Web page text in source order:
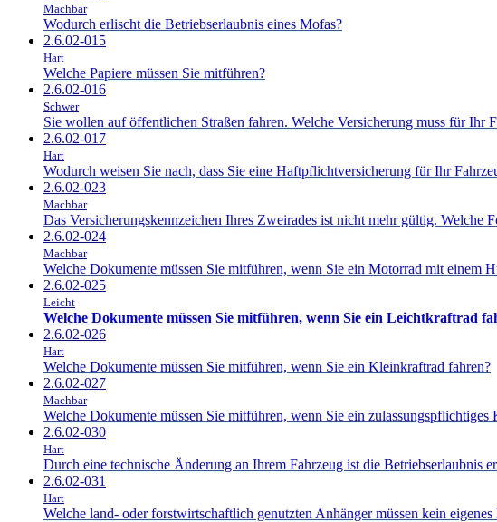
Machbar
Wodurch erlischt die Betriebserlaubnis eines Mofas?
2.6.02-015
Hart
Welche Papiere müssen Sie mitführen?
2.6.02-016
Schwer
Sie wollen auf öffentlichen Straßen fahren. Welche Versicherung muss für Ihr
2.6.02-017
Hart
Wodurch weisen Sie nach, dass Sie eine Haftpflichtversicherung für Ihr
2.6.02-023
Machbar
Das Versicherungskennzeichen Ihres Zweirades ist nicht mehr gültig. Welche
2.6.02-024
Machbar
Welche Dokumente müssen Sie mitführen, wenn Sie ein Motorrad mit einem
2.6.02-025
Leicht
Welche Dokumente müssen Sie mitführen, wenn Sie ein Leichtkraftrad
2.6.02-026
Hart
Welche Dokumente müssen Sie mitführen, wenn Sie ein Kleinkraftrad fahren?
2.6.02-027
Machbar
Welche Dokumente müssen Sie mitführen, wenn Sie ein
2.6.02-030
Hart
Durch eine technische Änderung an Ihrem Fahrzeug ist die Betriebserlaubnis
2.6.02-031
Hart
Welche land- oder forstwirtschaftlich genutzten Anhänger müssen kein